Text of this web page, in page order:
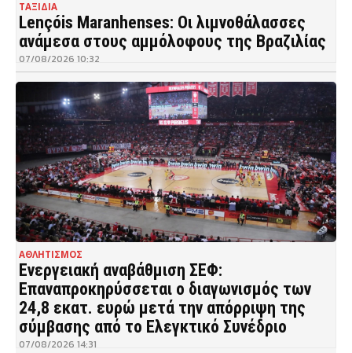
ΤΑΞΙΔΙΑ
Lençóis Maranhenses: Οι λιμνοθάλασσες
ανάμεσα στους αμμόλοφους της Βραζιλίας
07/08/2026 10:32
ΑΘΛΗΤΙΣΜΟΣ
Ενεργειακή αναβάθμιση ΣΕΦ:
Επαναπροκηρύσσεται ο διαγωνισμός των
24,8 εκατ. ευρώ μετά την απόρριψη της
σύμβασης από το Ελεγκτικό Συνέδριο
07/08/2026 14:31